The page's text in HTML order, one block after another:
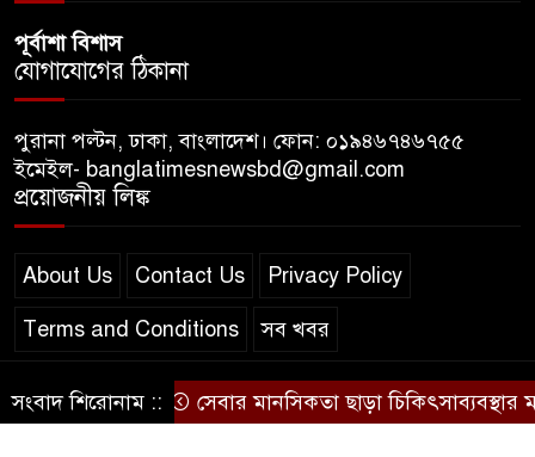
পূর্বাশা বিশাস
যোগাযোগের ঠিকানা
পুরানা পল্টন, ঢাকা, বাংলাদেশ। ফোন: ০১৯৪৬৭৪৬৭৫৫
ইমেইল- banglatimesnewsbd@gmail.com
প্রয়োজনীয় লিঙ্ক
About Us Contact Us Privacy Policy
Terms and Conditions সব খবর
© স্বত্ব বাংলা-টাইমস ২০২০-২০২৪
সংবাদ শিরোনাম ::সেবার মানসিকতা ছাড়া চিকিৎসাব্যবস্থার